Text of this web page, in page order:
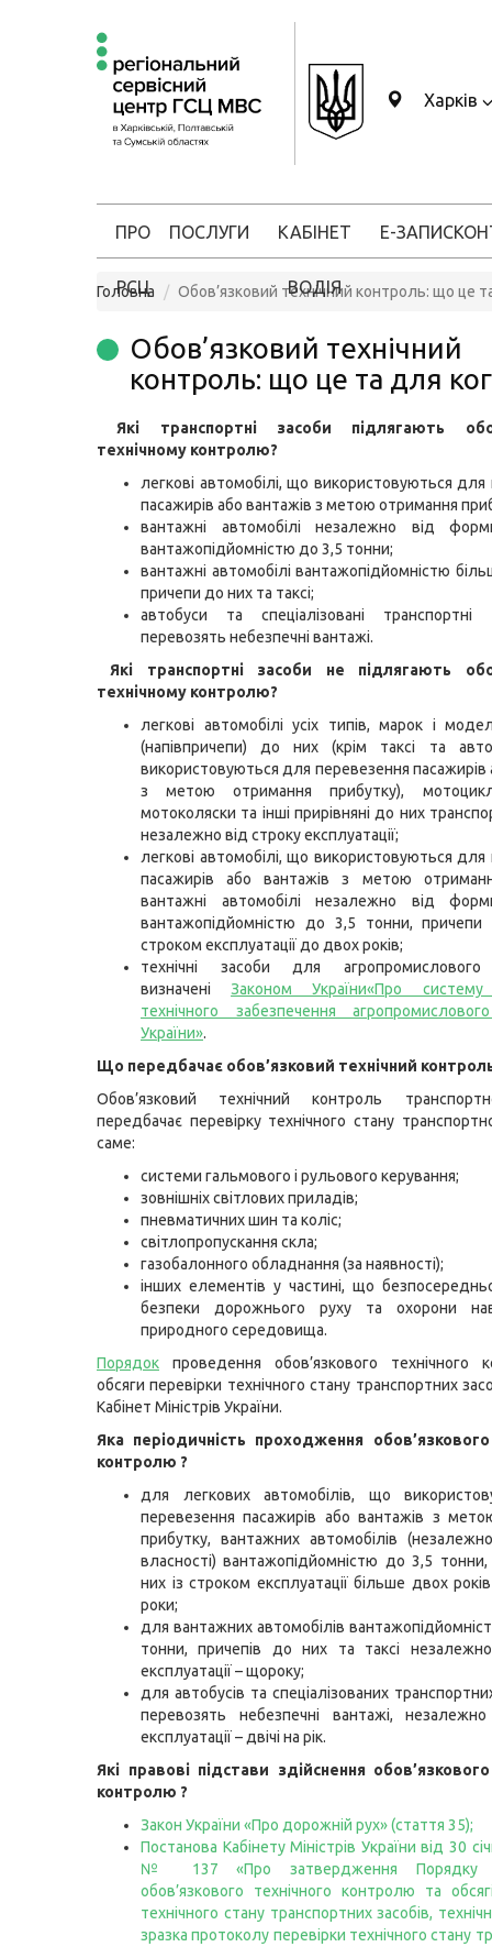
Харків
ПРО
РСЦ
ПОСЛУГИ КАБІНЕТ
ВОДІЯ
Е-ЗАПИС
Головна Обов’язковий технічний контроль: що це
Обов’язковий технічний
контроль: що це та для
Які транспортні засоби підлягають
технічному контролю?
легкові автомобілі, що використовуються для
пасажирів або вантажів з метою отримання
вантажні автомобілі незалежно від
вантажопідйомністю до 3,5 тонни;
вантажні автомобілі вантажопідйомністю
причепи до них та таксі;
автобуси та спеціалізовані
перевозять небезпечні вантажі.
Які транспортні засоби не підлягають
технічному контролю?
легкові автомобілі усіх типів, марок і
(напівпричепи) до них (крім таксі та
використовуються для перевезення пасажирів
з метою отримання прибутку),
мотоколяски та інші прирівняні до них
незалежно від строку експлуатації;
легкові автомобілі, що використовуються для
пасажирів або вантажів з метою
вантажні автомобілі незалежно від
вантажопідйомністю до 3,5 тонни,
строком експлуатації до двох років;
технічні засоби для агропромислового
визначені Законом України«Про систему
технічного забезпечення
України».
Що передбачає обов’язковий технічний
Обов’язковий технічний контроль
передбачає перевірку технічного стану
саме:
системи гальмового і рульового керування;
зовнішніх світлових приладів;
пневматичних шин та коліс;
світлопропускання скла;
газобалонного обладнання (за наявності);
інших елементів у частині, що
безпеки дорожнього руху та охорони
природного середовища.
Порядок проведення обов’язкового технічного
обсяги перевірки технічного стану транспортних
Кабінет Міністрів України.
Яка періодичність проходження обов’язкового
контролю ?
для легкових автомобілів, що
перевезення пасажирів або вантажів з
прибутку, вантажних автомобілів
власності) вантажопідйомністю до 3,5
них із строком експлуатації більше двох
роки;
для вантажних автомобілів
тонни, причепів до них та таксі
експлуатації – щороку;
для автобусів та спеціалізованих
перевозять небезпечні вантажі,
експлуатації – двічі на рік.
Які правові підстави здійснення
контролю ?
Закон України «Про дорожній рух» (стаття 35);
Постанова Кабінету Міністрів України від 30
№ 137 «Про затвердження Порядку
обов’язкового технічного контролю та
технічного стану транспортних засобів,
зразка протоколу перевірки технічного стану